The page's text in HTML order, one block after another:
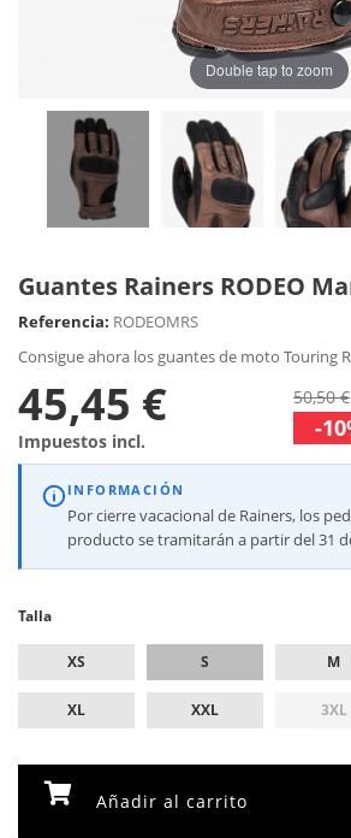
Double tap to zoom
Guantes Rainers RODEO
Referencia: RODEOMRS
Consigue ahora los guantes de moto Touring
45,45 €
Impuestos incl.
50,50 €
-
INFORMACIÓN
Por cierre vacacional de Rainers, los
producto se tramitarán a partir del 31
Talla
XS S M
XL XXL 3XL
Añadir al carrito